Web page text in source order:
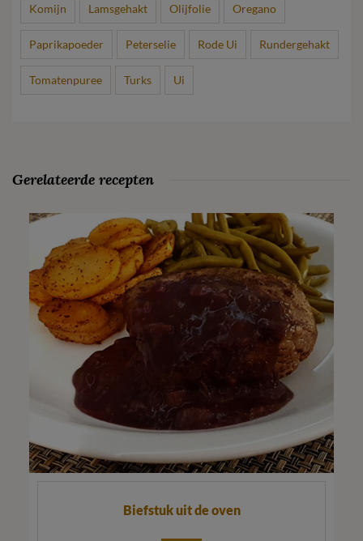
Komijn Lamsgehakt Olijfolie Oregano
Paprikapoeder Peterselie Rode Ui Rundergehakt
Tomatenpuree Turks Ui
Gerelateerde recepten
Biefstuk uit de oven